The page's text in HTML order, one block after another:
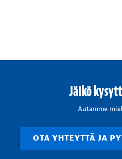
Jäikö
Autamme
OTA YHTEYTTÄ JA